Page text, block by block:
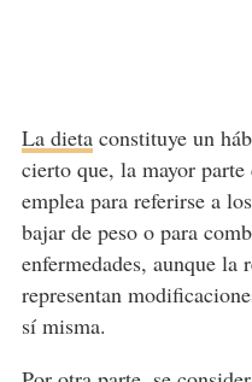
La dietaconstituye un
cierto que, la mayor parte
emplea para referirse a
bajar de peso o para
enfermedades, aunque la
representan
sí misma.